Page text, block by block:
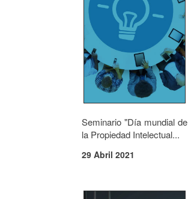
Seminario "Día mundial de
la Propiedad Intelectual...
29 Abril 2021